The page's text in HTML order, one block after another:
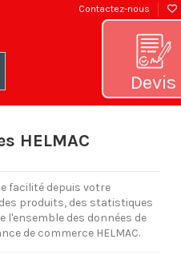
Contactez-nous
Devis
HELMAC
facilité depuis votre
produits, des statistiques
l'ensemble des données de
de commerce HELMAC.